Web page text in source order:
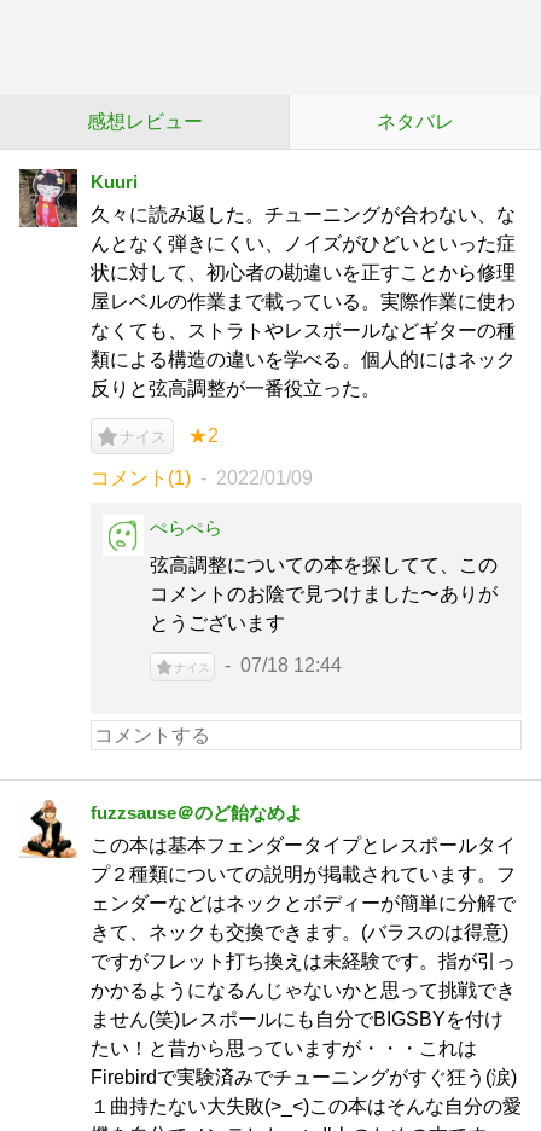
感想レビュー ネタバレ
Kuuri
久々に読み返した。チューニングが合わない、な
んとなく弾きにくい、ノイズがひどいといった症
状に対して、初心者の勘違いを正すことから修理
屋レベルの作業まで載っている。実際作業に使わ
なくても、ストラトやレスポールなどギターの種
類による構造の違いを学べる。個人的にはネック
反りと弦高調整が一番役立った。
ナイス ★2
コメント(1) 2022/01/09
ぺらぺら
弦高調整についての本を探してて、この
コメントのお陰で見つけました〜ありが
とうございます
ナイス 07/18 12:44
fuzzsause＠のど飴なめよ
この本は基本フェンダータイプとレスポールタイ
プ２種類についての説明が掲載されています。フ
ェンダーなどはネックとボディーが簡単に分解で
きて、ネックも交換できます。(バラスのは得意)
ですがフレット打ち換えは未経験です。指が引っ
かかるようになるんじゃないかと思って挑戦でき
ません(笑)レスポールにも自分でBIGSBYを付け
たい！と昔から思っていますが・・・これは
Firebirdで実験済みでチューニングがすぐ狂う(涙)
１曲持たない大失敗(>_<)この本はそんな自分の愛